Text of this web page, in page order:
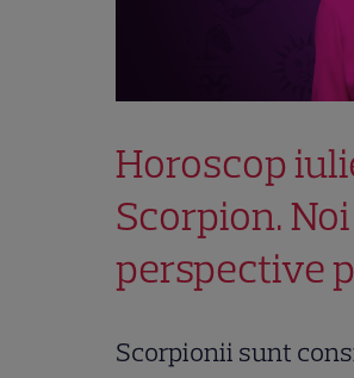
Horoscop
Scorpion.
perspective
Scorpionii sunt